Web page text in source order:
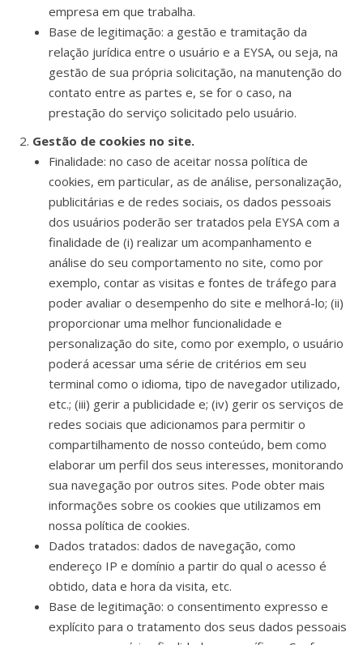
empresa em que trabalha.
Base de legitimação: a gestão e tramitação da
relação jurídica entre o usuário e a EYSA, ou seja, na
gestão de sua própria solicitação, na manutenção do
contato entre as partes e, se for o caso, na
prestação do serviço solicitado pelo usuário.
Gestão de cookies no site.
Finalidade: no caso de aceitar nossa política de
cookies, em particular, as de análise, personalização,
publicitárias e de redes sociais, os dados pessoais
dos usuários poderão ser tratados pela EYSA com a
finalidade de (i) realizar um acompanhamento e
análise do seu comportamento no site, como por
exemplo, contar as visitas e fontes de tráfego para
poder avaliar o desempenho do site e melhorá-lo; (ii)
proporcionar uma melhor funcionalidade e
personalização do site, como por exemplo, o usuário
poderá acessar uma série de critérios em seu
terminal como o idioma, tipo de navegador utilizado,
etc.; (iii) gerir a publicidade e; (iv) gerir os serviços de
redes sociais que adicionamos para permitir o
compartilhamento de nosso conteúdo, bem como
elaborar um perfil dos seus interesses, monitorando
sua navegação por outros sites. Pode obter mais
informações sobre os cookies que utilizamos em
nossa política de cookies.
Dados tratados: dados de navegação, como
endereço IP e domínio a partir do qual o acesso é
obtido, data e hora da visita, etc.
Base de legitimação: o consentimento expresso e
explícito para o tratamento dos seus dados pessoais